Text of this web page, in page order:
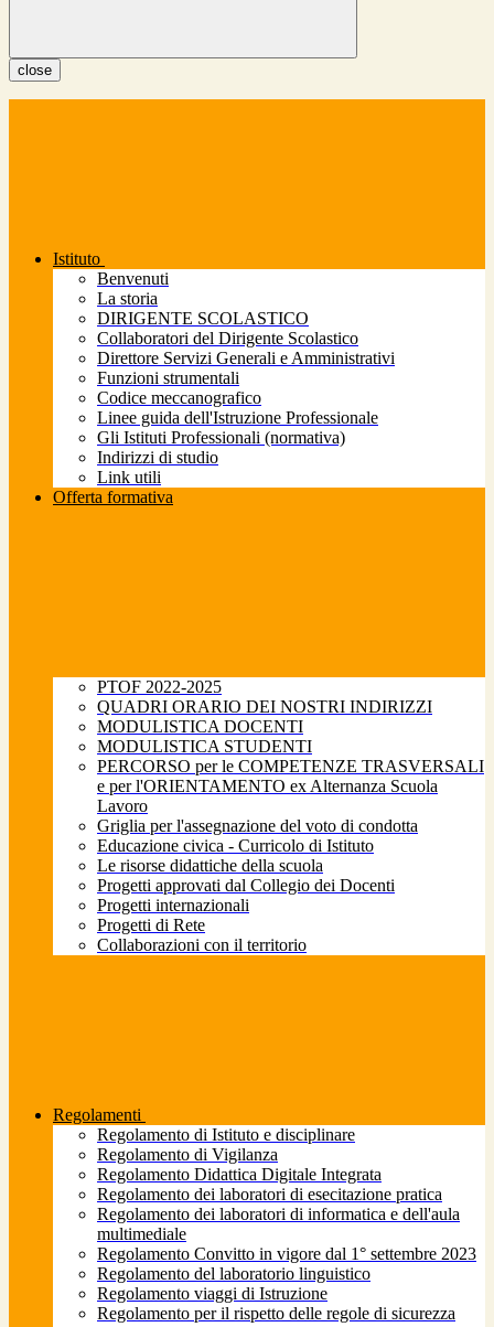
close
Istituto
Benvenuti
La storia
DIRIGENTE SCOLASTICO
Collaboratori del Dirigente Scolastico
Direttore Servizi Generali e Amministrativi
Funzioni strumentali
Codice meccanografico
Linee guida dell'Istruzione Professionale
Gli Istituti Professionali (normativa)
Indirizzi di studio
Link utili
Offerta formativa
PTOF 2022-2025
QUADRI ORARIO DEI NOSTRI INDIRIZZI
MODULISTICA DOCENTI
MODULISTICA STUDENTI
PERCORSO per le COMPETENZE TRASVERSALI
e per l'ORIENTAMENTO ex Alternanza Scuola
Lavoro
Griglia per l'assegnazione del voto di condotta
Educazione civica - Curricolo di Istituto
Le risorse didattiche della scuola
Progetti approvati dal Collegio dei Docenti
Progetti internazionali
Progetti di Rete
Collaborazioni con il territorio
Regolamenti
Regolamento di Istituto e disciplinare
Regolamento di Vigilanza
Regolamento Didattica Digitale Integrata
Regolamento dei laboratori di esecitazione pratica
Regolamento dei laboratori di informatica e dell'aula
multimediale
Regolamento Convitto in vigore dal 1° settembre 2023
Regolamento del laboratorio linguistico
Regolamento viaggi di Istruzione
Regolamento per il rispetto delle regole di sicurezza